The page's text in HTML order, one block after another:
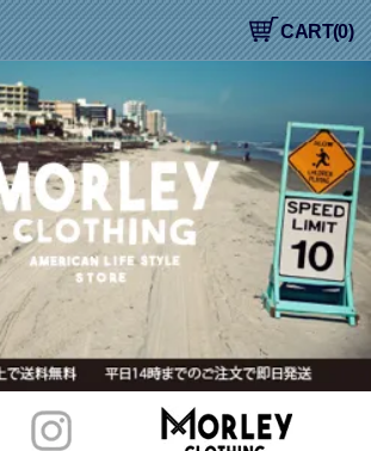
,アメカジ,通販,販売, COLIMBO,コリン
ズ,LOOP&WEFT,ループ＆ウェフト CART(0)